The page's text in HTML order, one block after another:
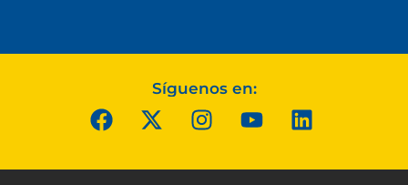
Síguenos en: